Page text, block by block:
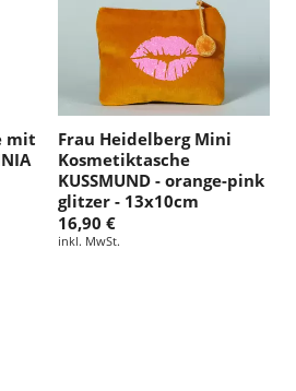
mit
Frau Heidelberg Mini
Kosmetiktasche
KUSSMUND - orange-pink
glitzer - 13x10cm
16,90 €
inkl. MwSt.